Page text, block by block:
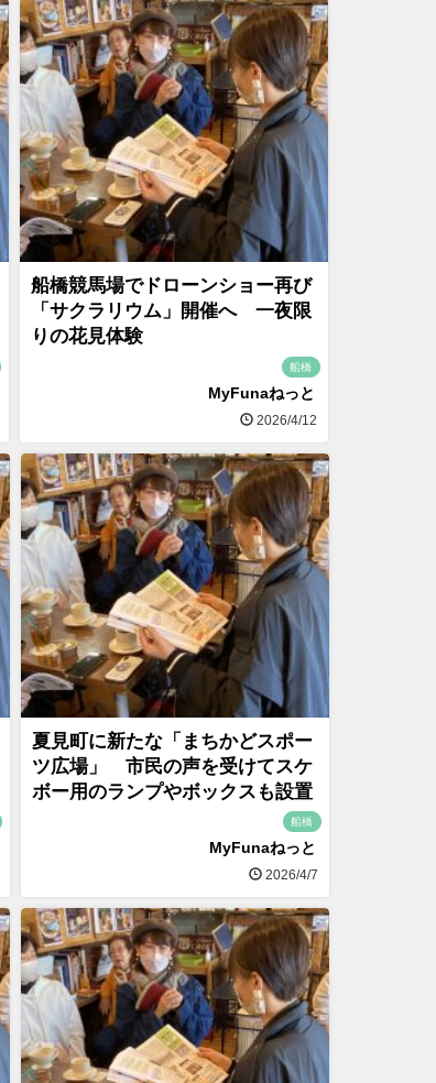
船橋競馬場でドローンショー再び
「サクラリウム」開催へ 一夜限
りの花見体験
船橋
MyFunaねっと
2026/4/12
夏見町に新たな「まちかどスポー
ツ広場」 市民の声を受けてスケ
ボー用のランプやボックスも設置
船橋
MyFunaねっと
2026/4/7